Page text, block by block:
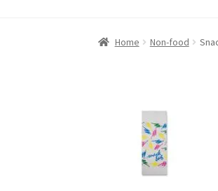
Home Non-food